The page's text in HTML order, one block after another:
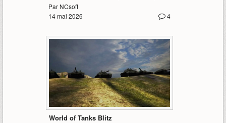
Par NCsoft
4
14 mai 2026
1:00
World of Tanks Blitz